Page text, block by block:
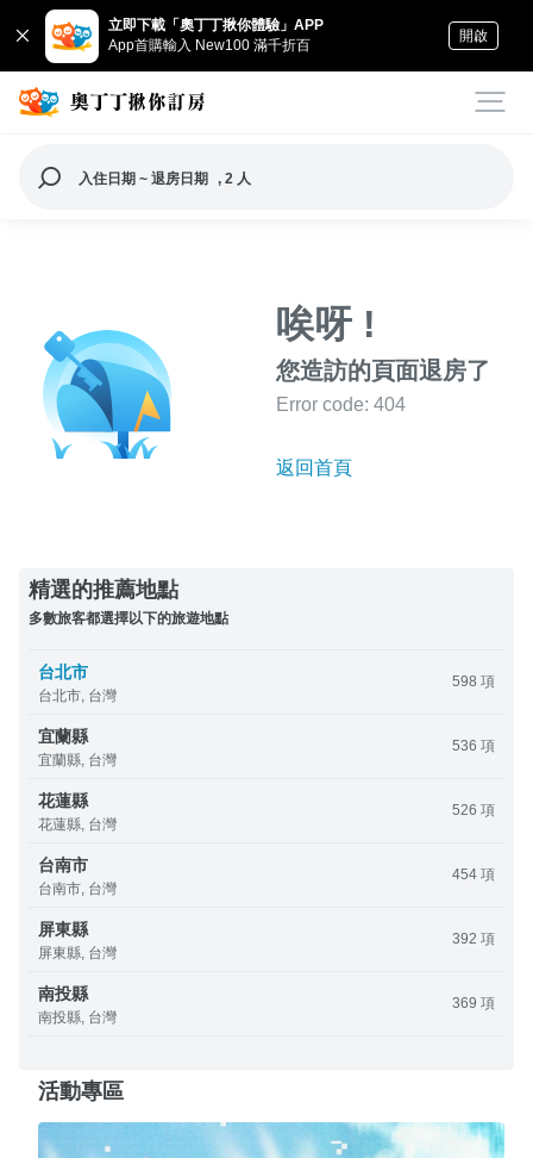
立即下載「奧丁丁揪你體驗」APP
App首購輸入 New100 滿千折百
開啟
入住日期 ~ 退房日期 , 2 人
唉呀 !
您造訪的頁面退房了
Error code: 404
返回首頁
精選的推薦地點
多數旅客都選擇以下的旅遊地點
台北市
台北市, 台灣
598 項
宜蘭縣
宜蘭縣, 台灣
536 項
花蓮縣
花蓮縣, 台灣
526 項
台南市
台南市, 台灣
454 項
屏東縣
屏東縣, 台灣
392 項
南投縣
南投縣, 台灣
369 項
活動專區